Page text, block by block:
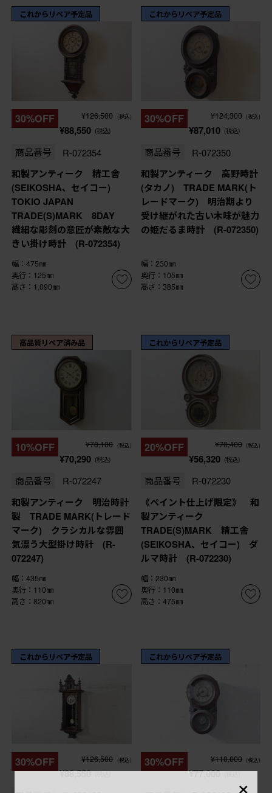
これからリペア予定品
30%OFF ¥126,500 (税込)
¥88,550 (税込)
商品番号 R-072354
和製アンティーク 精工舎
(SEIKOSHA、セイコー)
TOKIO JAPAN
TRADE(S)MARK 8DAY
繊細な彫刻の意匠が素敵な大
きい掛け時計 (R-072354)
幅：475㎜
奥行：125㎜
高さ：1,090㎜
これからリペア予定品
30%OFF ¥124,300 (税込)
¥87,010 (税込)
商品番号 R-072350
和製アンティーク 高野時計
(タカノ) TRADE MARK(ト
レードマーク) 明治期より
受け継がれた古い木味が魅力
の姫だるま時計 (R-072350)
幅：230㎜
奥行：105㎜
高さ：385㎜
高品質リペア済み品
10%OFF ¥78,100 (税込)
¥70,290 (税込)
商品番号 R-072247
和製アンティーク 明治時計
製 TRADE MARK(トレード
マーク) クラシカルな雰囲
気漂う大型掛け時計 (R-
072247)
幅：435㎜
奥行：110㎜
高さ：820㎜
これからリペア予定品
20%OFF ¥70,400 (税込)
¥56,320 (税込)
商品番号 R-072230
《ペイント仕上げ限定》 和
製アンティーク
TRADE(S)MARK 精工舎
(SEIKOSHA、セイコー) ダ
ルマ時計 (R-072230)
幅：230㎜
奥行：110㎜
高さ：475㎜
これからリペア予定品
30%OFF ¥126,500 (税込)
¥88,550 (税込)
これからリペア予定品
30%OFF ¥110,000 (税込)
¥77,000 (税込)×